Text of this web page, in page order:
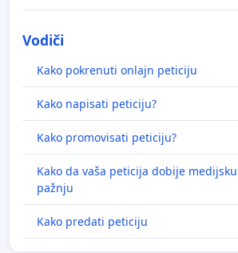
Vodiči
Kako pokrenuti onlajn peticiju
Kako napisati peticiju?
Kako promovisati peticiju?
Kako da vaša peticija dobije medijsku
pažnju
Kako predati peticiju